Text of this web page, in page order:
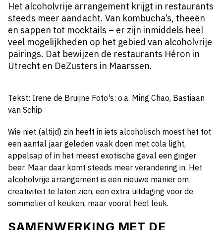
Het alcoholvrije arrangement krijgt in restaurants
steeds meer aandacht. Van kombucha’s, theeën
en sappen tot mocktails – er zijn inmiddels heel
veel mogelijkheden op het gebied van alcoholvrije
pairings. Dat bewijzen de restaurants Héron in
Utrecht en DeZusters in Maarssen.
Tekst: Irene de Bruijne Foto's: o.a. Ming Chao, Bastiaan
van Schip
Wie niet (altijd) zin heeft in iets alcoholisch moest het tot
een aantal jaar geleden vaak doen met cola light,
appelsap of in het meest exotische geval een ginger
beer. Maar daar komt steeds meer verandering in. Het
alcoholvrije arrangement is een nieuwe manier om
creativiteit te laten zien, een extra uitdaging voor de
sommelier of keuken, maar vooral heel leuk.
SAMENWERKING MET DE